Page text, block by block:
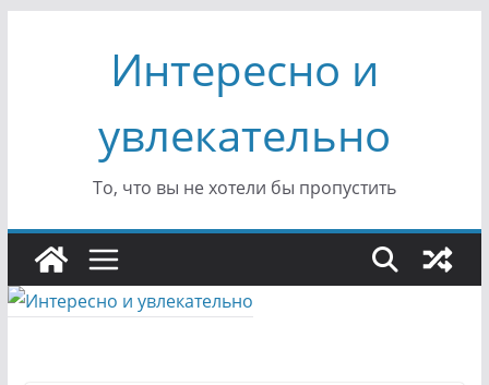
содержимомуИнтересно и
увлекательно
То, что вы не хотели бы пропустить